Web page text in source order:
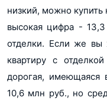
низкий, можно купить
высокая цифра -
отделки. Если же вы
квартиру с
дорогая, имеющаяся
10,6 млн руб., но